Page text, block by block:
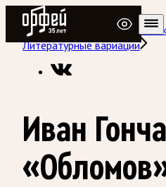
Радио Орфей
Радио классической музыки
Литературные вариации
Иван